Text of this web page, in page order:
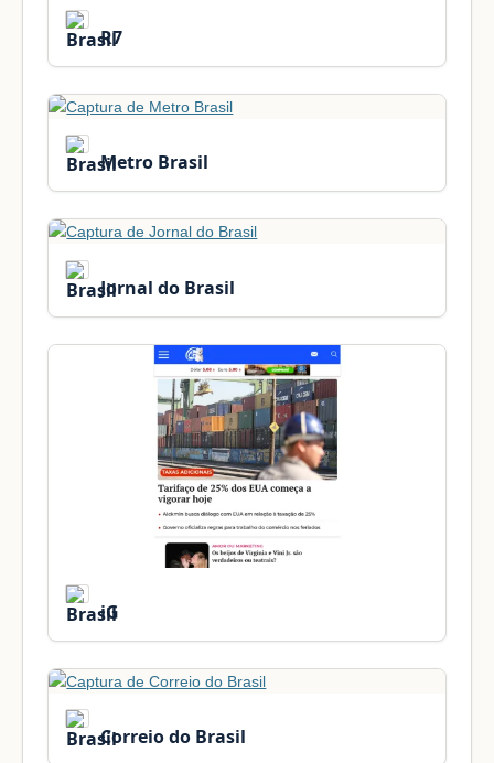
R7
Metro Brasil
Jornal do Brasil
iG
Correio do Brasil